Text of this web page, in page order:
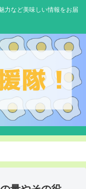
力など美味しい情報をお届